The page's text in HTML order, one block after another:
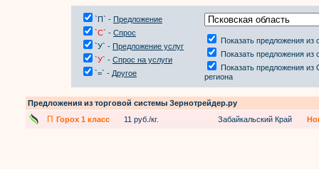
`П` - Предложение
`С` - Спрос
`У` - Предложение услуг
`У` - Спрос на услуги
`=` - Другое
Показать предложения из
Показать предложения из
Показать предложения
региона
Предложения из торговой системы Зернотрейдер.ру
П Горох 1 класс 11 руб./кг. Забайкальский Край